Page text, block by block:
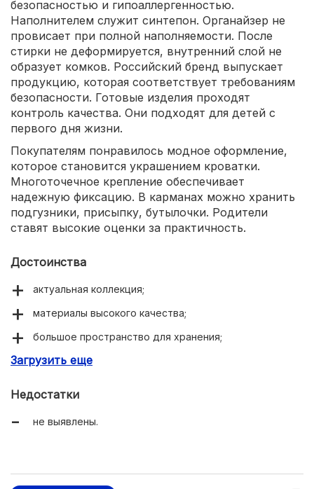
безопасностью и гипоаллергенностью.
Наполнителем служит синтепон. Органайзер не
провисает при полной наполняемости. После
стирки не деформируется, внутренний слой не
образует комков. Российский бренд выпускает
продукцию, которая соответствует требованиям
безопасности. Готовые изделия проходят
контроль качества. Они подходят для детей с
первого дня жизни.
Покупателям понравилось модное оформление,
которое становится украшением кроватки.
Многоточечное крепление обеспечивает
надежную фиксацию. В карманах можно хранить
подгузники, присыпку, бутылочки. Родители
ставят высокие оценки за практичность.
Достоинства
актуальная коллекция;
материалы высокого качества;
большое пространство для хранения;
прочные усиленные швы;
Загрузить еще
Недостатки
не выявлены.